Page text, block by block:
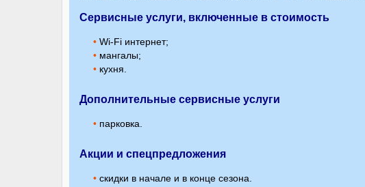
Сервисные услуги, включенные в стоимость
• Wi-Fi интернет;
• мангалы;
• кухня.
Дополнительные сервисные услуги
• парковка.
Акции и спецпредложения
• скидки в начале и в конце сезона.